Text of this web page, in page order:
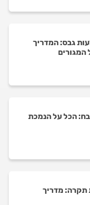
גבס: המדריך
המגורים
הכל על הנמכת
תקרה: מדריך